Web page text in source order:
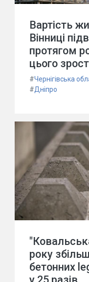
Вартість
Вінниці
протягом
цього
#Чернігівська
#Дніпро
року
бетонних